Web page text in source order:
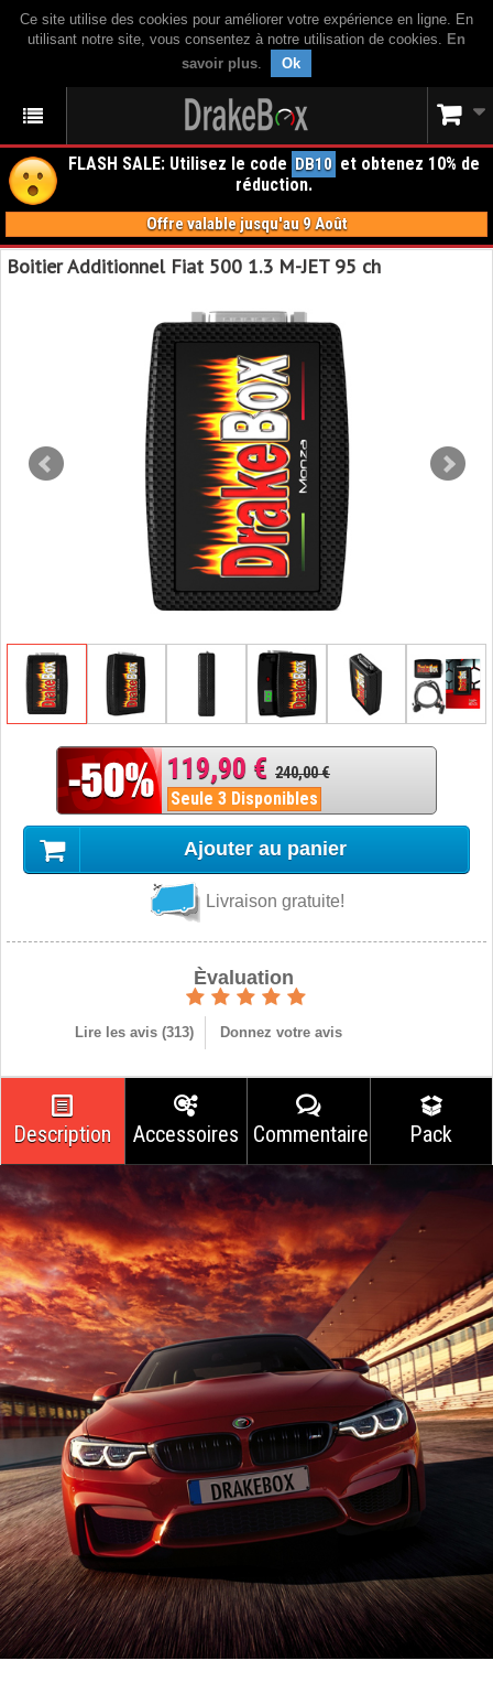
Ce site utilise des cookies pour améliorer votre expérience en ligne. En
utilisant notre site, vous consentez à notre utilisation de cookies. En
savoir plus. Ok
FLASH SALE: Utilisez le code DB10 et obtenez 10% de
réduction.
Offre valable jusqu'au 9 Août
Boitier Additionnel Fiat 500 1.3 M-JET 95 ch
119,90 € 240,00 €
Seule 3 Disponibles
Ajouter au panier
Livraison gratuite!
Èvaluation
Lire les avis (313) Donnez votre avis
Description Accessoires Commentaires Pack